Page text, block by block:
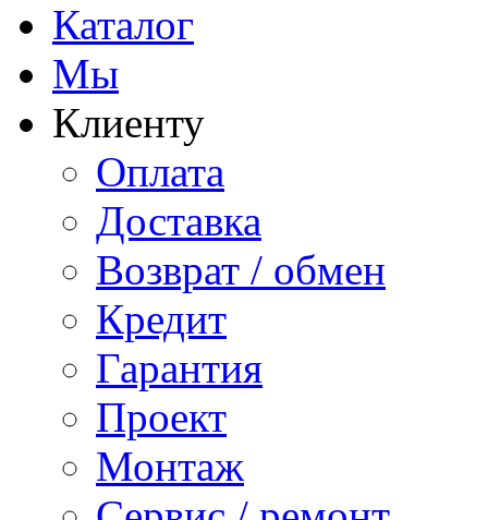
Каталог
Мы
Клиенту
Оплата
Доставка
Возврат / обмен
Кредит
Гарантия
Проект
Монтаж